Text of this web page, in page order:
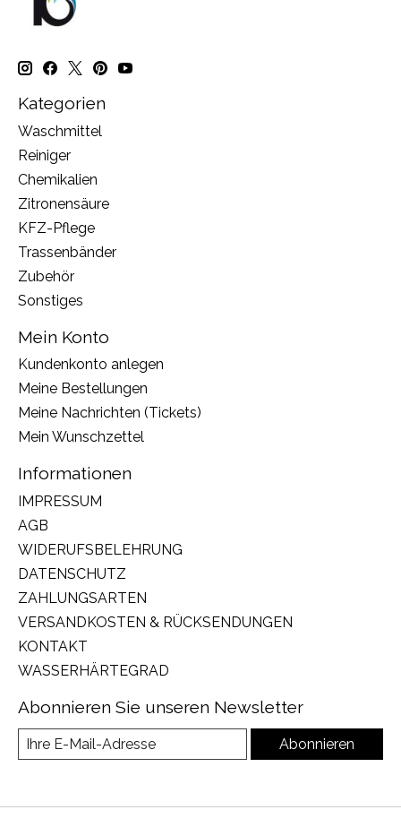
Kategorien
Waschmittel
Reiniger
Chemikalien
Zitronensäure
KFZ-Pflege
Trassenbänder
Zubehör
Sonstiges
Mein Konto
Kundenkonto anlegen
Meine Bestellungen
Meine Nachrichten (Tickets)
Mein Wunschzettel
Informationen
IMPRESSUM
AGB
WIDERUFSBELEHRUNG
DATENSCHUTZ
ZAHLUNGSARTEN
VERSANDKOSTEN & RÜCKSENDUNGEN
KONTAKT
WASSERHÄRTEGRAD
Abonnieren Sie unseren Newsletter
Abonnieren